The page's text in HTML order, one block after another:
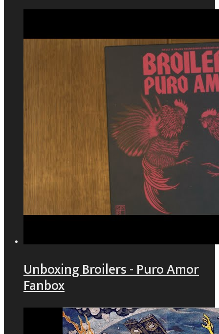
Unboxing Broilers - Puro Amor
Fanbox